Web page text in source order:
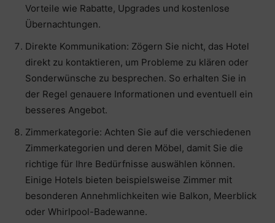
Vorteile wie Rabatte, Upgrades und kostenlose
Übernachtungen.
Direkte Kommunikation: Zögern Sie nicht, das Hotel
direkt zu kontaktieren, um Probleme zu klären oder
Sonderwünsche zu besprechen. So erhalten Sie in
der Regel genauere Informationen und eventuell ein
besseres Angebot.
Zimmerkategorie: Achten Sie auf die verschiedenen
Zimmerkategorien und deren Möbel, damit Sie die
richtige für Ihre Bedürfnisse auswählen können.
Einige Hotels bieten beispielsweise Zimmer mit
besonderen Annehmlichkeiten wie Balkon, Meerblick
oder Whirlpool-Badewanne.